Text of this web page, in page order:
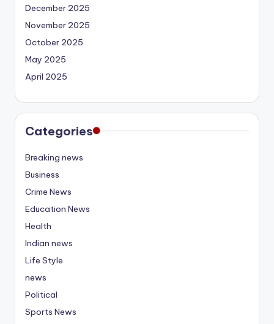
December 2025
November 2025
October 2025
May 2025
April 2025
Categories
Breaking news
Business
Crime News
Education News
Health
Indian news
Life Style
news
Political
Sports News